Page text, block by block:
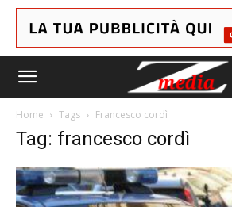
Home Tags Francesco cordì
Tag: francesco cordì